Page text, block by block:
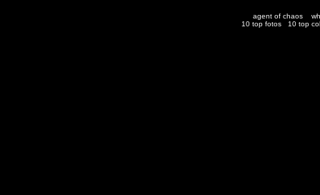
agent of chaos
10 top fotos
10 top